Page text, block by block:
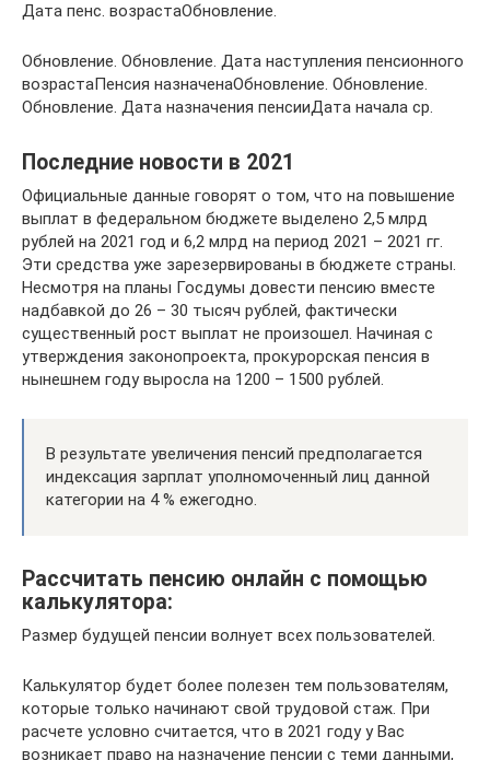
Дата пенс. возрастаОбновление.
Обновление. Обновление. Дата наступления пенсионного
возрастаПенсия назначенаОбновление. Обновление.
Обновление. Дата назначения пенсииДата начала ср.
Последние новости в 2021
Официальные данные говорят о том, что на повышение
выплат в федеральном бюджете выделено 2,5 млрд
рублей на 2021 год и 6,2 млрд на период 2021 – 2021 гг.
Эти средства уже зарезервированы в бюджете страны.
Несмотря на планы Госдумы довести пенсию вместе
надбавкой до 26 – 30 тысяч рублей, фактически
существенный рост выплат не произошел. Начиная с
утверждения законопроекта, прокурорская пенсия в
нынешнем году выросла на 1200 – 1500 рублей.
В результате увеличения пенсий предполагается
индексация зарплат уполномоченный лиц данной
категории на 4 % ежегодно.
Рассчитать пенсию онлайн с помощью
калькулятора:
Размер будущей пенсии волнует всех пользователей.
Калькулятор будет более полезен тем пользователям,
которые только начинают свой трудовой стаж. При
расчете условно считается, что в 2021 году у Вас
возникает право на назначение пенсии с теми данными,